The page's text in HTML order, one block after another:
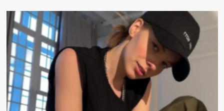
Владимир
Путин
рассказал
о
достижениях
России
в
2026